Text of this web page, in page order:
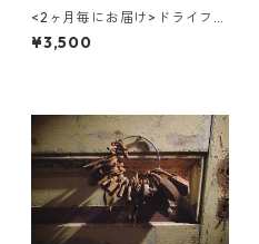
<2ヶ月毎にお届け>ドライフラ
ワーのスワッグ(S) 6回コース
¥3,500